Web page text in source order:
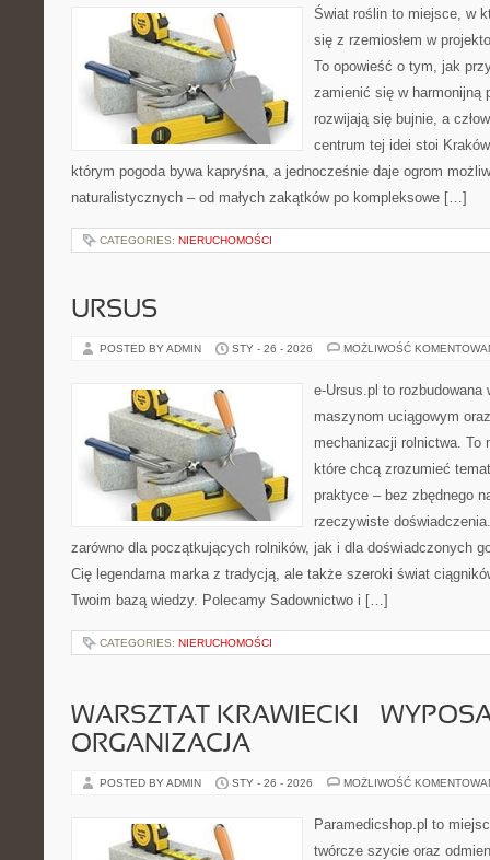
Świat roślin to miejsce, w
się z rzemiosłem w
To opowieść o tym, jak
zamienić się w harmonijną
rozwijają się bujnie, a
centrum tej idei stoi
którym pogoda bywa kapryśna, a jednocześnie daje ogrom
naturalistycznych – od małych zakątków po kompleksowe […]
CATEGORIES: NIERUCHOMOŚCI
URSUS
POSTED BY ADMIN STY - 26 - 2026 MOŻLIWOŚĆ
e-Ursus.pl to rozbudowana
maszynom uciągowym
mechanizacji rolnictwa. To
które chcą zrozumieć
praktyce – bez zbędnego
rzeczywiste
zarówno dla początkujących rolników, jak i dla doświadczonych
Cię legendarna marka z tradycją, ale także szeroki świat
Twoim bazą wiedzy. Polecamy Sadownictwo i […]
CATEGORIES: NIERUCHOMOŚCI
WARSZTAT KRAWIECKI –
ORGANIZACJA
POSTED BY ADMIN STY - 26 - 2026 MOŻLIWOŚĆ
Paramedicshop.pl to
twórcze szycie oraz